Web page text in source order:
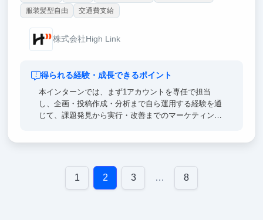
服装髪型自由
交通費支給
株式会社High Link
得られる経験・成長できるポイント
本インターンでは、まず1アカウントを専任で担当
し、企画・投稿作成・分析まで自ら運用する経験を通
じて、課題発見から実行・改善までのマーケティング
比較にも挑戦できます。半年ほど継続すると改善提案
や企画の意思決定に関わる機会が増え、SNS施策が顧
1 2 3 … 8